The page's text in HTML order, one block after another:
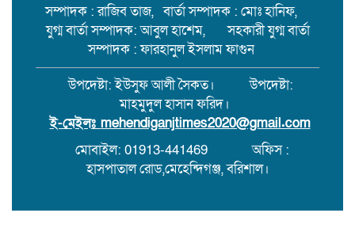
সম্পাদক : রাজিব তাজ, বার্তা সম্পাদক : মোঃ হানিফ,
যুগ্ম বার্তা সম্পাদক: আবুল হাশেম, সহকারী যুগ্ম বার্তা
সম্পাদক : ফারহানুল ইসলাম ফাগুন
উপদেষ্টা: ইউসুফ আলী সৈকত। উপদেষ্টা:
মাহমুদুল হাসান ফরিদ।
ই-মেইলঃ mehendiganjtimes2020@gmail.com
মোবাইল: 01913-441469
অফিস :
হাসপাতাল রোড,মেহেন্দিগঞ্জ, বরিশাল।